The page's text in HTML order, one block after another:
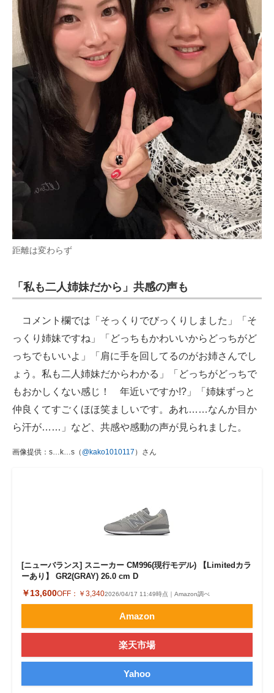
距離は変わらず
「私も二人姉妹だから」共感の声も
コメント欄では「そっくりでびっくりしました」「そ
っくり姉妹ですね」「どっちもかわいいからどっちがど
っちでもいいよ」「肩に手を回してるのがお姉さんでし
ょう。私も二人姉妹だからわかる」「どっちがどっちで
もおかしくない感じ！ 年近いですか!?」「姉妹ずっと
仲良くてすごくほほ笑ましいです。あれ……なんか目か
ら汗が……」など、共感や感動の声が見られました。
画像提供：s…k…s（ @kako1010117 ）さん
[ニューバランス] スニーカー CM996(現行モデル) 【Limitedカラ
ーあり】 GR2(GRAY) 26.0 cm D
￥13,600OFF： ￥3,3402026/04/17 11:49時点｜Amazon調べ
Amazon
楽天市場
Yahoo